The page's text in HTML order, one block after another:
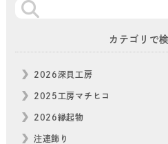
カテゴリで
2026深貝工房
2025工房マチヒコ
2026縁起物
注連飾り